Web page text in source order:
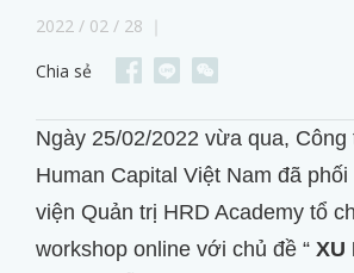
2022 / 02 / 28 ｜
Chia sẻ
Ngày 25/02/2022 vừa qua, Công
Human Capital Việt Nam đã
viện Quản trị HRD Academy tổ
workshop online với chủ đề “ XU